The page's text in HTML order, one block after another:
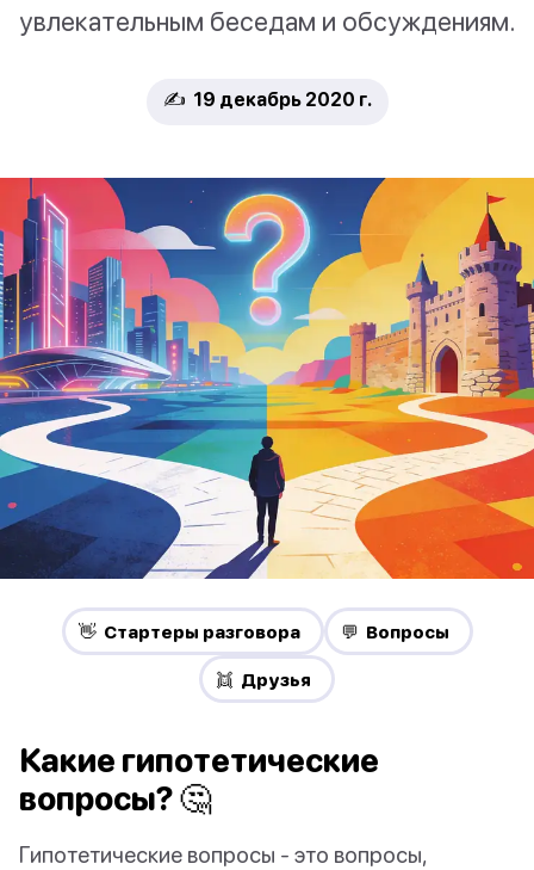
увлекательным беседам и обсуждениям.
✍️ 19 декабрь 2020 г.
👋 Стартеры разговора 💬 Вопросы
👯 Друзья
Какие гипотетические
вопросы? 🤔
Гипотетические вопросы - это вопросы,